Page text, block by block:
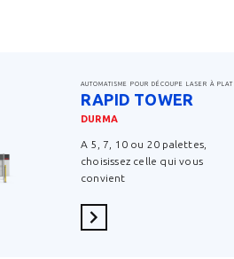
AUTOMATISME POUR DÉCOUPE LASER À PLAT
RAPID TOWER
DURMA
A 5, 7, 10 ou 20 palettes,
choisissez celle qui vous
convient
En savoir plus